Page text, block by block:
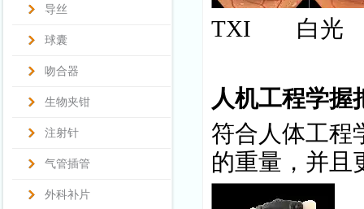
导丝
球囊
吻合器
生物夹钳
注射针
气管插管
外科补片
TXI 白光
人机工程学握
符合人体工程
的重量，并且